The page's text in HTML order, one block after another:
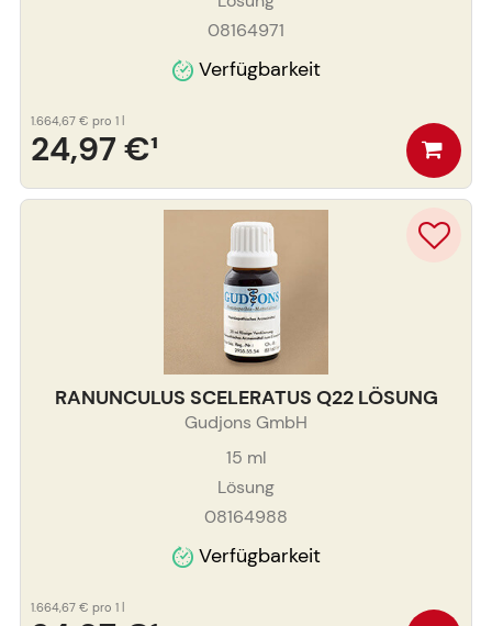
08164971
Verfügbarkeit
24,97 €¹
1.664,67 € pro 1 l
RANUNCULUS SCELERATUS Q22 LÖSUNG
Gudjons GmbH
15 ml
Lösung
08164988
Verfügbarkeit
1.664,67 € pro 1 l